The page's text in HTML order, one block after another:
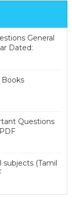
General
Dated:
Questions
subjects (Tamil